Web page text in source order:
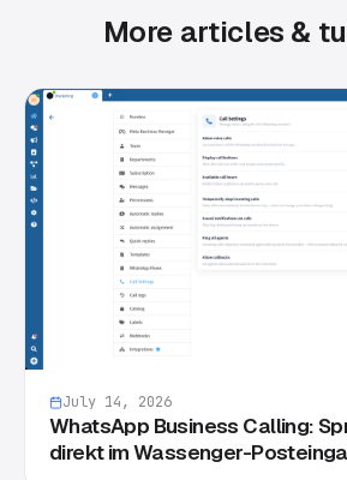
More articles &
July 14, 2026
WhatsApp Business Calling:
direkt im Wassenger-